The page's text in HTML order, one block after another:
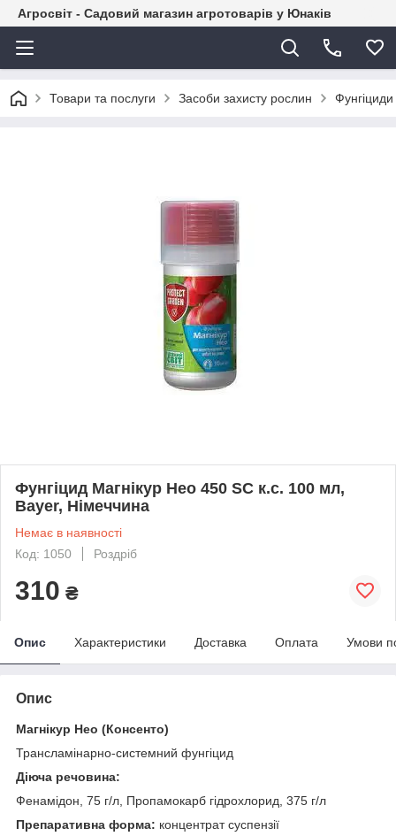
Агросвіт - Садовий магазин агротоварів у Юнаків
Товари та послуги Засоби захисту рослин Фунгіциди
Фунгіцид Магнікур Нео 450 SC к.с. 100 мл,
Bayer, Німеччина
Немає в наявності
Код: 1050
Роздріб
310 ₴
Опис Характеристики Доставка Оплата Умови
Опис
Магнікур Нео (Консенто)
Трансламінарно-системний фунгіцид
Діюча речовина:
Фенамідон, 75 г/л, Пропамокарб гідрохлорид, 375 г/л
Препаративна форма: концентрат суспензії